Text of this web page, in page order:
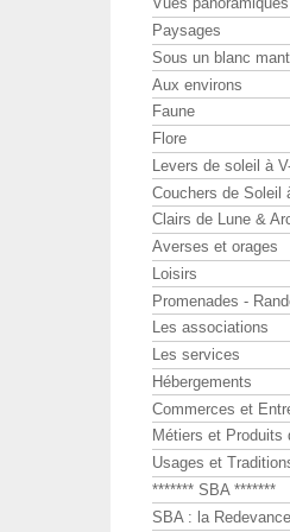
Paysages
Sous un blanc
Aux environs
Faune
Flore
Levers de soleil à
Couchers de Soleil
Clairs de Lune &
Averses et orages
Loisirs
Promenades -
Les associations
Les services
Hébergements
Commerces et
Métiers et Produits
Usages et
******* SBA *******
SBA : la